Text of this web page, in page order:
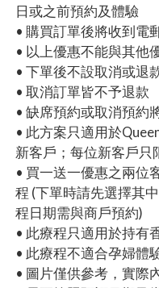
日或之前預約及體驗
• 購買訂單後將收到電
• 以上優惠不能與其他
• 下單後不設取消或退
• 取消訂單皆不予退款
• 缺席預約或取消預約
• 此方案只適用於
新客戶；每位新客戶只
• 買一送一優惠之兩位
程 (下單時請先選擇其
程日期需與商戶預約)
• 此療程只適用於持有
• 此療程不適合孕婦體
• 圖片僅供參考，實際